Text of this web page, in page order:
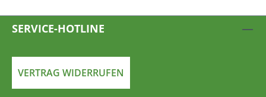
SERVICE-HOTLINE
VERTRAG WIDERRUFEN